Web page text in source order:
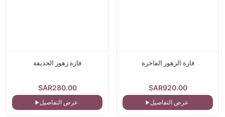
فازة الزهور الفاخرة
SAR920.00
عرض التفاصيل
فازة زهور الحديقة
SAR280.00
عرض التفاصيل